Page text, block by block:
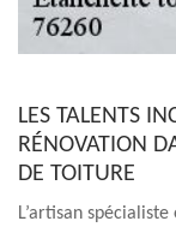
LES TALENTS
RÉNOVATION
DE TOITURE
L’artisan